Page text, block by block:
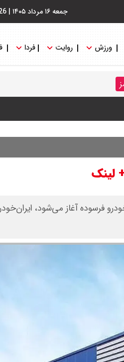
جمعه ۱۶ مرداد ۱۴۰۵ |
ورزش روایت فردا
جمعیت و خودرو فرسوده آغاز می‌شود،